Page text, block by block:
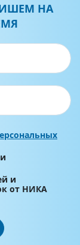
НА
и
от НИКА